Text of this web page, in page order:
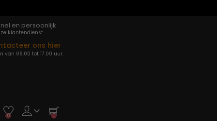
en persoonlijk
klantendienst
ons hier
van 08.00 tot 17.00 uur.
0 0